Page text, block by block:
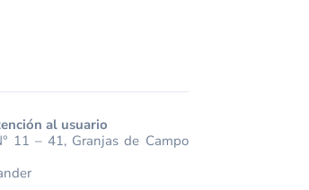
al usuario
11 – 41, Granjas de Campo